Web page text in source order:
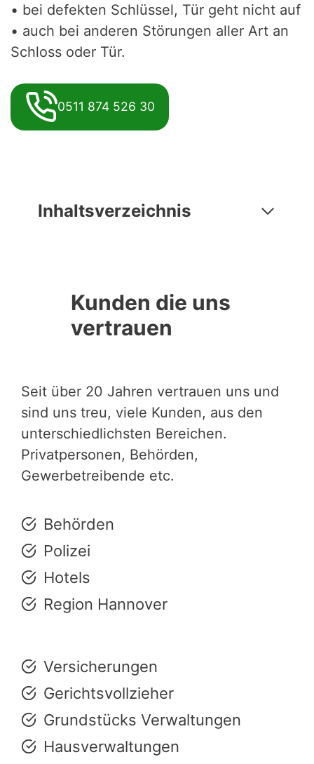
• bei defekten Schlüssel, Tür geht nicht auf
• auch bei anderen Störungen aller Art an
Schloss oder Tür.
0511 874 526 30
Inhaltsverzeichnis
Kunden die uns
vertrauen
Seit über 20 Jahren vertrauen uns und
sind uns treu, viele Kunden, aus den
unterschiedlichsten Bereichen.
Privatpersonen, Behörden,
Gewerbetreibende etc.
Behörden
Polizei
Hotels
Region Hannover
Versicherungen
Gerichtsvollzieher
Grundstücks Verwaltungen
Hausverwaltungen